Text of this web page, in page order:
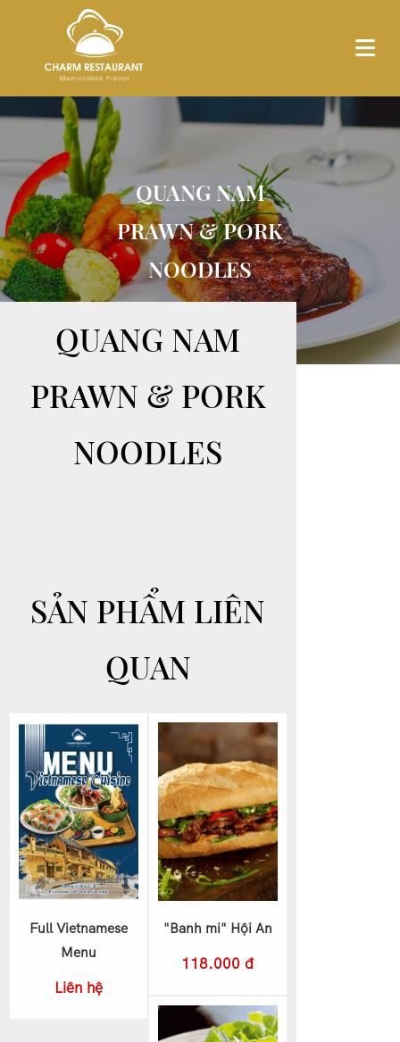
QUANG NAM
PRAWN & PORK
NOODLES
QUANG NAM
PRAWN & PORK
NOODLES
SẢN PHẨM LIÊN
QUAN
Full Vietnamese
Menu
Liên hệ
"Banh mi" Hội An
118.000 đ